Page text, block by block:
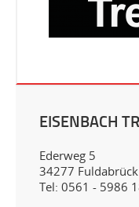
EISENBACH
Ederweg 5
34277 Fuldabrück
Tel: 0561 - 5986